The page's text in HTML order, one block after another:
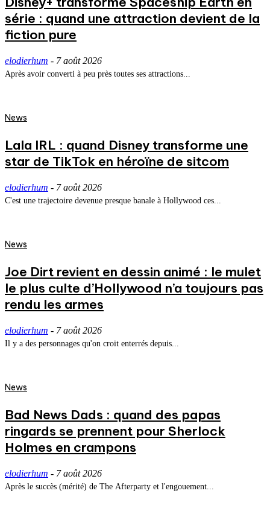
série : quand une attraction devient de la
fiction pure
elodierhum - 7 août 2026
Après avoir converti à peu près toutes ses attractions...
News
Lala IRL : quand Disney transforme une
star de TikTok en héroïne de sitcom
elodierhum - 7 août 2026
C'est une trajectoire devenue presque banale à Hollywood ces...
News
Joe Dirt revient en dessin animé : le mulet
le plus culte d’Hollywood n’a toujours pas
rendu les armes
elodierhum - 7 août 2026
Il y a des personnages qu'on croit enterrés depuis...
News
Bad News Dads : quand des papas
ringards se prennent pour Sherlock
Holmes en crampons
elodierhum - 7 août 2026
Après le succès (mérité) de The Afterparty et l'engouement...